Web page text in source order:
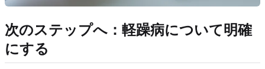
次のステップへ：軽躁病について明確
にする